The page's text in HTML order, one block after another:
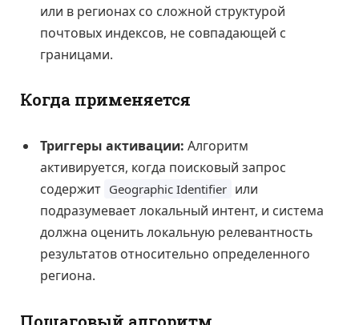
или в регионах со сложной структурой
почтовых индексов, не совпадающей с
границами.
Когда применяется
Триггеры активации: Алгоритм
активируется, когда поисковый запрос
содержит Geographic Identifier или
подразумевает локальный интент, и система
должна оценить локальную релевантность
результатов относительно определенного
региона.